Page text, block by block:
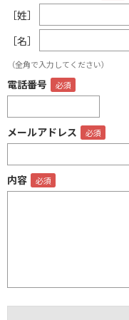
［姓］
［名］
（全角で入力してください）
電話番号
メールアドレス
内容